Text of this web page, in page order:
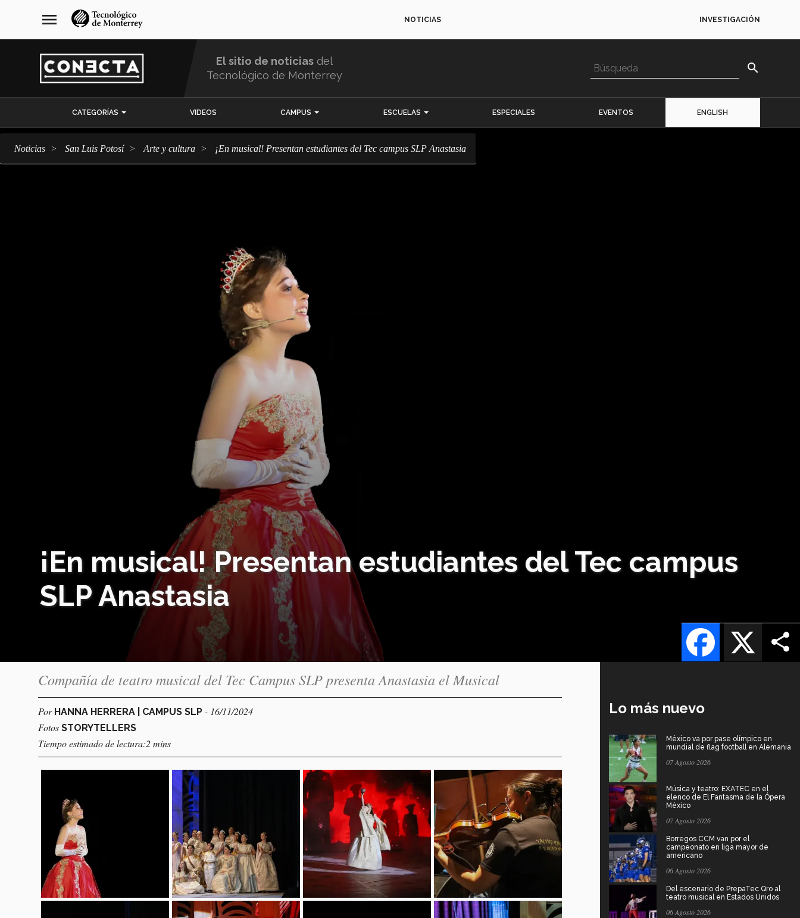
navegación
principal
menu NOTICIAS INVESTIGACIÓN
El sitio de noticias del
Tecnológico de Monterrey
search
CATEGORÍAS VIDEOS CAMPUS ESCUELAS ESPECIALES EVENTOS ENGLISH
Noticias San Luis Potosí arte y cultura ¡En musical! Presentan estudiantes del Tec campus SLP Anastasia
¡En musical! Presentan estudiantes del Tec campus
SLP Anastasia
X
Facebook
Compañía de teatro musical del Tec Campus SLP presenta Anastasia el Musical
Por HANNA HERRERA | CAMPUS SLP - 16/11/2024
Fotos STORYTELLERS
Tiempo estimado de lectura:2 mins
Lo más nuevo
México va por pase olímpico en
mundial de flag football en Alemania
07 Agosto 2026
Música y teatro: EXATEC en el
elenco de El Fantasma de la Ópera
México
07 Agosto 2026
Borregos CCM van por el
campeonato en liga mayor de
americano
06 Agosto 2026
Del escenario de PrepaTec Qro al
teatro musical en Estados Unidos
06 Agosto 2026